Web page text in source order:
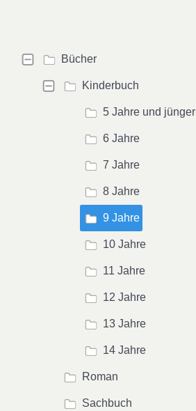
Bücher
Kinderbuch
5 Jahre und jünger
6 Jahre
7 Jahre
8 Jahre
9 Jahre
10 Jahre
11 Jahre
12 Jahre
13 Jahre
14 Jahre
Roman
Sachbuch